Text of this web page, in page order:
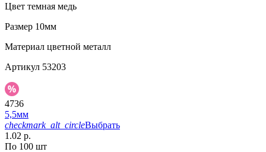
Цвет темная медь
Размер 10мм
Материал цветной металл
Артикул 53203
4736
5,5мм
checkmark_alt_circleВыбрать
1.02 р.
По 100 шт